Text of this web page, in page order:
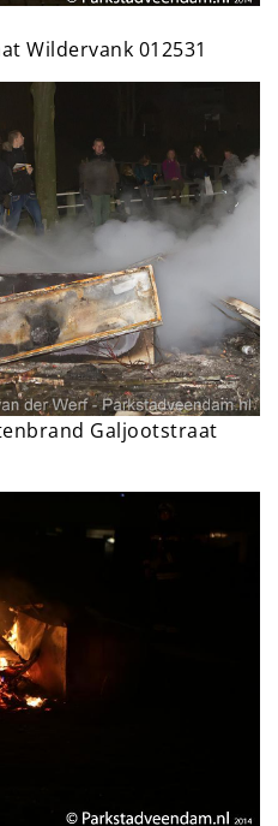
Wildervank 012531
Galjootstraat